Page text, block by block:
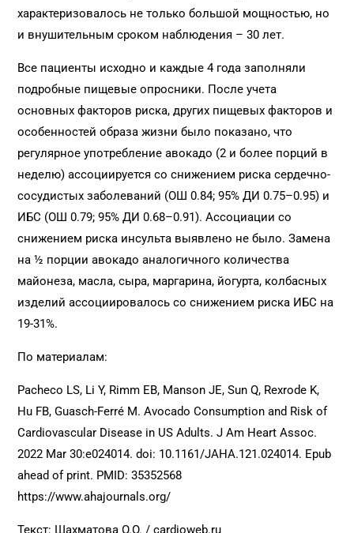
характеризовалось не только большой мощностью, но
и внушительным сроком наблюдения – 30 лет.
Все пациенты исходно и каждые 4 года заполняли
подробные пищевые опросники. После учета
основных факторов риска, других пищевых факторов и
особенностей образа жизни было показано, что
регулярное употребление авокадо (2 и более порций в
неделю) ассоциируется со снижением риска сердечно-
сосудистых заболеваний (ОШ 0.84; 95% ДИ 0.75–0.95) и
ИБС (ОШ 0.79; 95% ДИ 0.68–0.91). Ассоциации со
снижением риска инсульта выявлено не было. Замена
на ½ порции авокадо аналогичного количества
майонеза, масла, сыра, маргарина, йогурта, колбасных
изделий ассоциировалось со снижением риска ИБС на
19-31%.
По материалам:
Pacheco LS, Li Y, Rimm EB, Manson JE, Sun Q, Rexrode K,
Hu FB, Guasch-Ferré M. Avocado Consumption and Risk of
Cardiovascular Disease in US Adults. J Am Heart Assoc.
2022 Mar 30:e024014. doi: 10.1161/JAHA.121.024014. Epub
ahead of print. PMID: 35352568
https://www.ahajournals.org/
Текст: Шахматова О.О. /cardioweb.ru